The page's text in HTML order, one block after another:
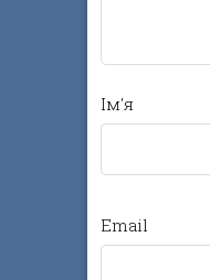
Ім'я
Email